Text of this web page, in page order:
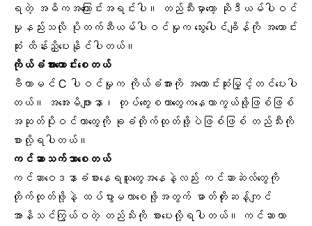
ရတဲ့ အဓိကအကြောင်းအရင်းပါ။ တည်သီးမှာတော့ ဆိုဒီယမ်ပါဝင်
မှုနည်းသလို ပိုတက်ဆီယမ်ပါဝင်မှုက သွေးပေါင်ချိန်ကို အကောင်း
ဆုံး ထိန်းညှိပေးနိုင်ပါတယ်။
ကိုယ်ခံအားကောင်းစေတယ်
ဗီတာမင် C ပါဝင်မှုက ကိုယ်ခံအားကို အကောင်းဆုံးမြှင့်တင်ပေးပါ
တယ်။ အအေးမိဖျားနာ၊ တုပ်ကွေးစတာတွေကနေကာကွယ်ဖို့ဖြစ်ဖြစ်
အဆုတ်ပိုးဝင်တာတွေကို ခုခံတိုက်ထုတ်ဖို့ပဲဖြစ်ဖြစ် တည်သီးကို
စားလို့ရပါတယ်။
ကင်ဆာသက်သာစေတယ်
ကင်ဆာဝေဒနာခံစားနေရသူတွေအနေနဲ့လည်း ကင်ဆာဆဲလ်တွေကို
တိုက်ထုတ်ဖို့နဲ့ ထပ်ပွားမလာစေဖို့အတွက် ဓာတ်တိုးဆန့်ကျင်
အာနိသင်ကြွယ်ဝတဲ့ တည်သိးကို စားပေးလို့ရပါတယ်။ ကင်ဆာကာ